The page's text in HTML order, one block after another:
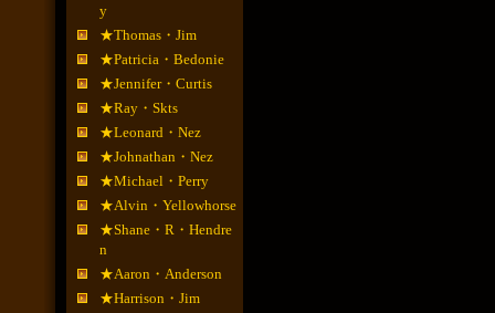
y
★Thomas・Jim
★Patricia・Bedonie
★Jennifer・Curtis
★Ray・Skts
★Leonard・Nez
★Johnathan・Nez
★Michael・Perry
★Alvin・Yellowhorse
★Shane・R・Hendre
n
★Aaron・Anderson
★Harrison・Jim